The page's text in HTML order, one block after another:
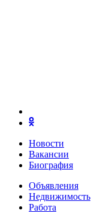
Новости
Вакансии
Биография
Объявления
Недвижимость
Работа